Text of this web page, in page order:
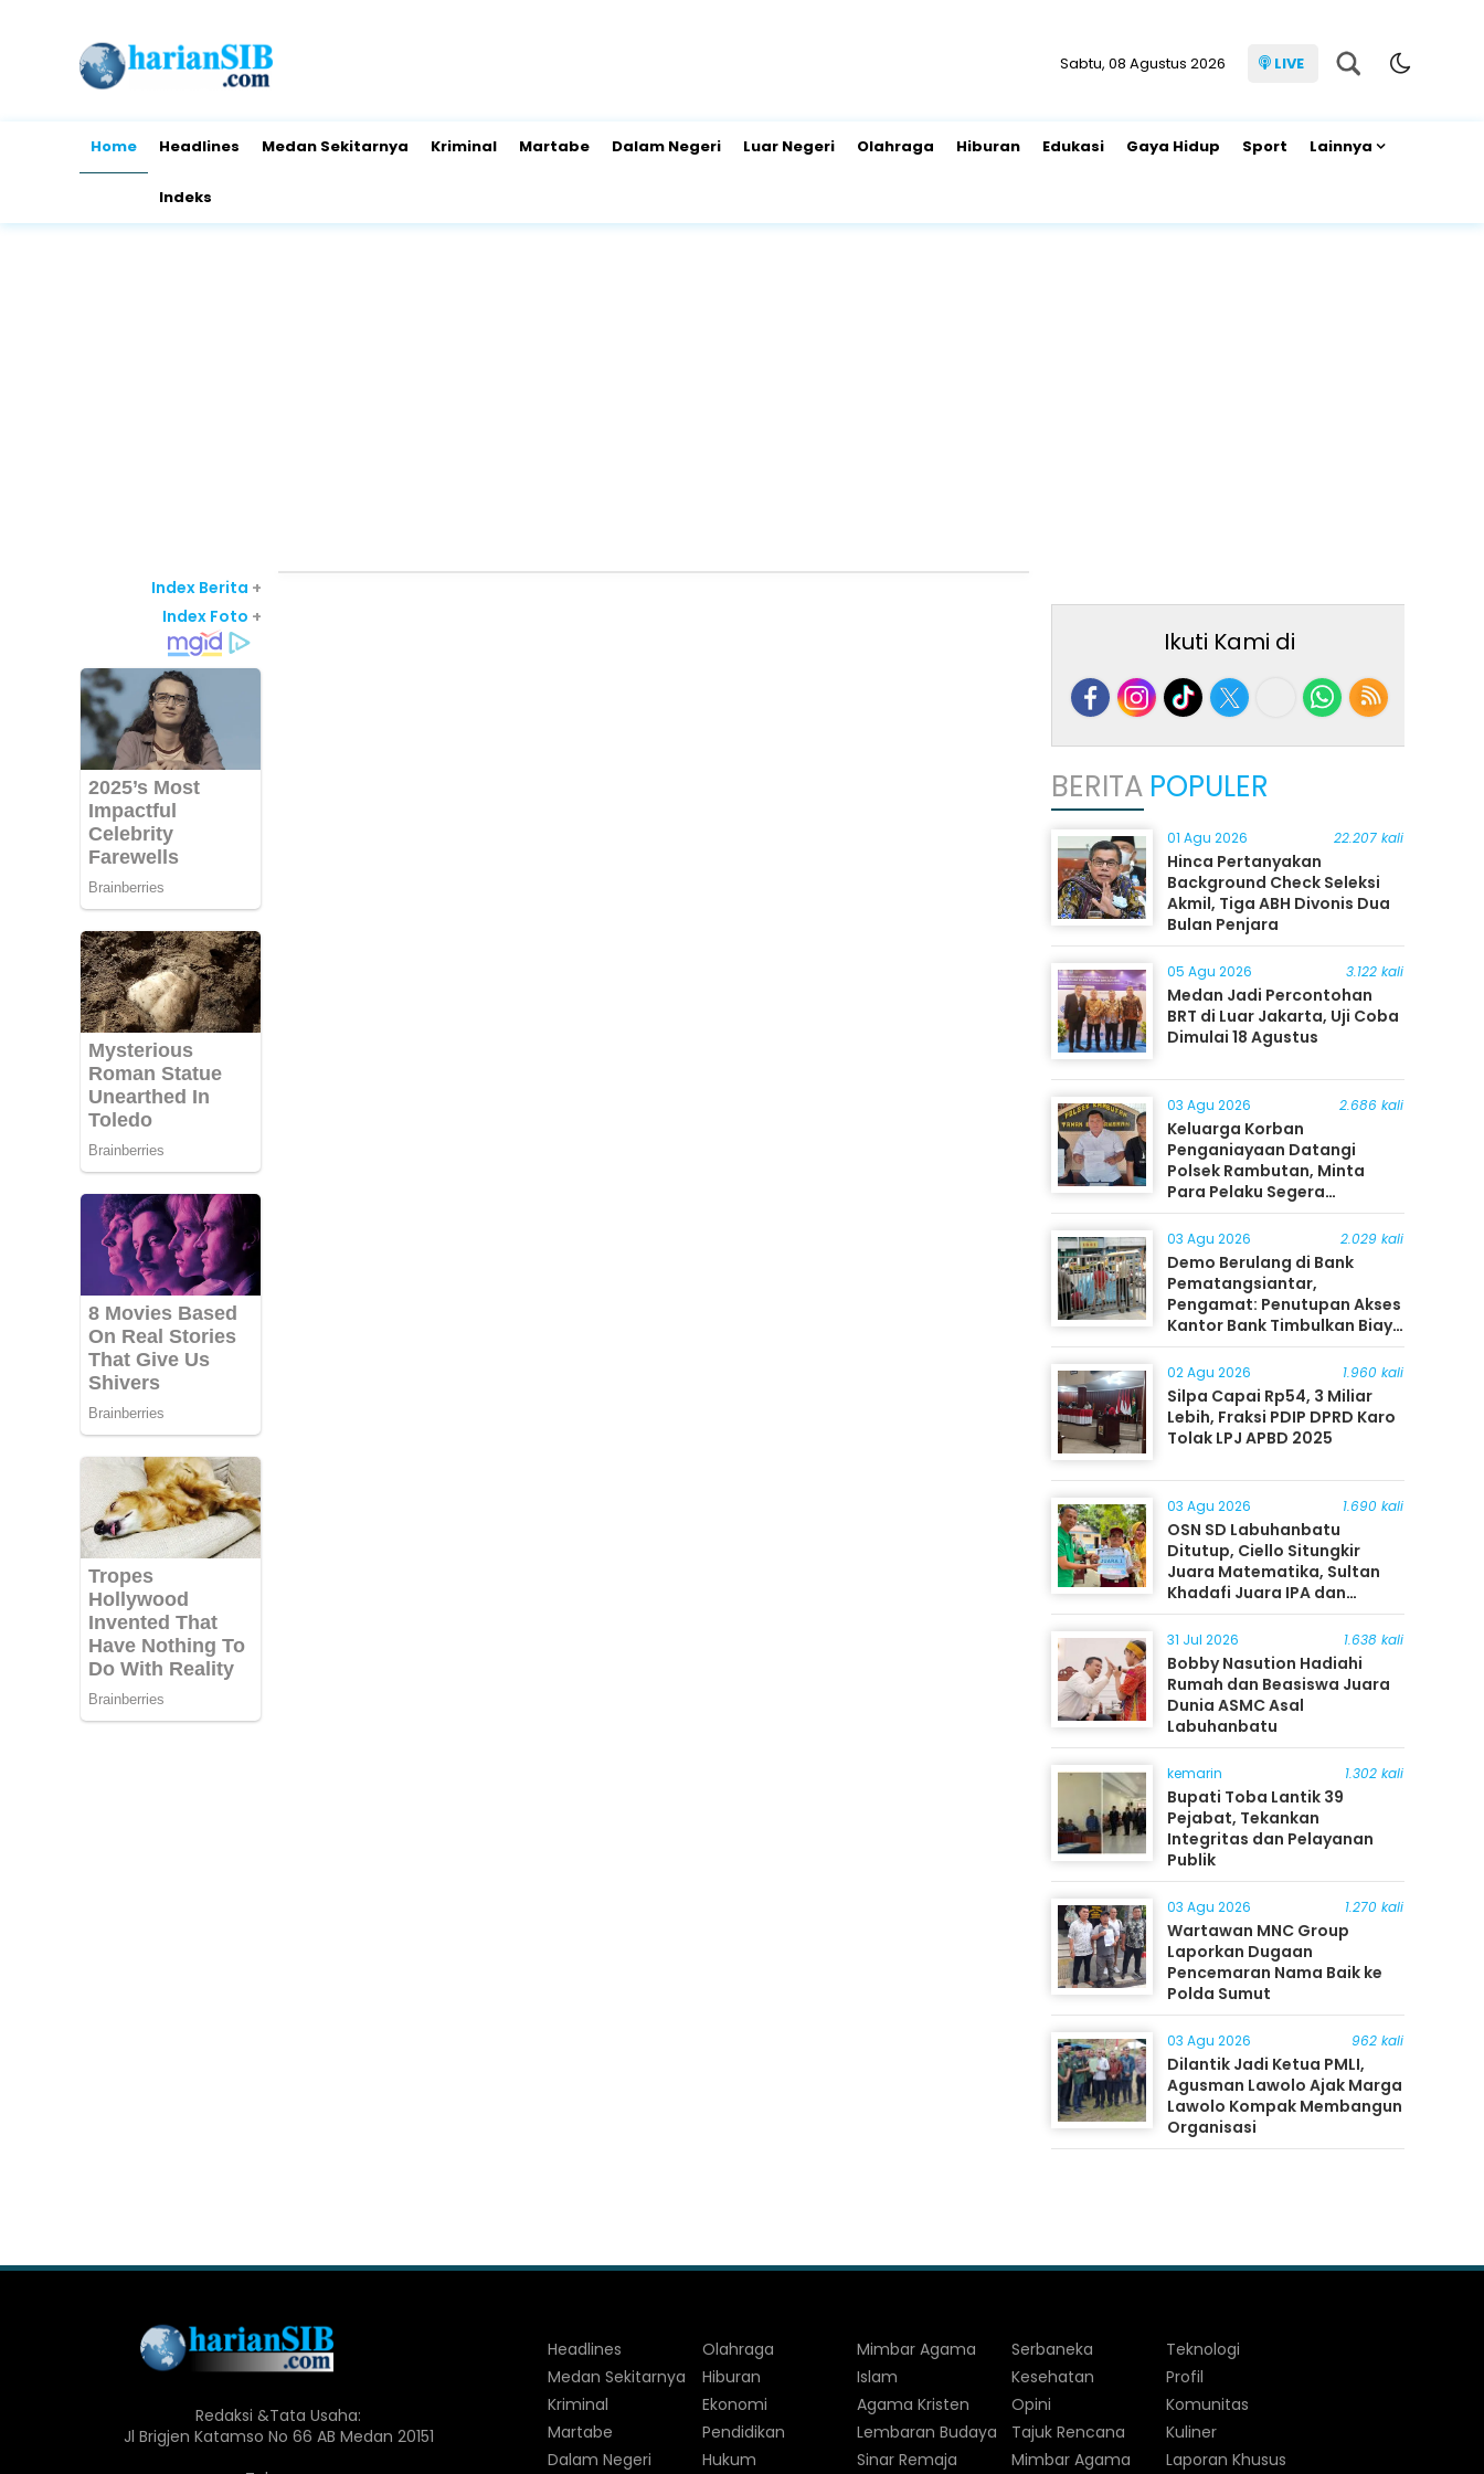
Sabtu, 08 Agustus 2026 LIVE
Home Headlines Medan Sekitarnya Kriminal Martabe Dalam Negeri Luar Negeri Olahraga Hiburan Edukasi Gaya Hidup Sport Lainnya
Indeks
Index Berita +
Index Foto +
Ikuti Kami di
BERITA POPULER
01 Agu 2026 22.207 kali
Hinca Pertanyakan
Background Check Seleksi
Akmil, Tiga ABH Divonis Dua
Bulan Penjara
05 Agu 2026 3.122 kali
Medan Jadi Percontohan
BRT di Luar Jakarta, Uji Coba
Dimulai 18 Agustus
03 Agu 2026 2.686 kali
Keluarga Korban
Penganiayaan Datangi
Polsek Rambutan, Minta
Para Pelaku Segera
Ditangkap
03 Agu 2026 2.029 kali
Demo Berulang di Bank
Pematangsiantar,
Pengamat: Penutupan Akses
Kantor Bank Timbulkan Biaya
Ekonomi bagi Masyarakat
02 Agu 2026 1.960 kali
Silpa Capai Rp54, 3 Miliar
Lebih, Fraksi PDIP DPRD Karo
Tolak LPJ APBD 2025
03 Agu 2026 1.690 kali
OSN SD Labuhanbatu
Ditutup, Ciello Situngkir
Juara Matematika, Sultan
Khadafi Juara IPA dan
Timothy Rangkuti Juara IPS
31 Jul 2026 1.638 kali
Bobby Nasution Hadiahi
Rumah dan Beasiswa Juara
Dunia ASMC Asal
Labuhanbatu
kemarin 1.302 kali
Bupati Toba Lantik 39
Pejabat, Tekankan
Integritas dan Pelayanan
Publik
03 Agu 2026 1.270 kali
Wartawan MNC Group
Laporkan Dugaan
Pencemaran Nama Baik ke
Polda Sumut
03 Agu 2026 962 kali
Dilantik Jadi Ketua PMLI,
Agusman Lawolo Ajak Marga
Lawolo Kompak Membangun
Organisasi
Redaksi &Tata Usaha:
Jl Brigjen Katamso No 66 AB Medan 20151
Headlines
Medan Sekitarnya
Kriminal
Martabe
Dalam Negeri
Olahraga
Hiburan
Ekonomi
Pendidikan
Hukum
Mimbar Agama
Islam
Agama Kristen
Lembaran Budaya
Sinar Remaja
Serbaneka
Kesehatan
Opini
Tajuk Rencana
Mimbar Agama
Teknologi
Profil
Komunitas
Kuliner
Laporan Khusus